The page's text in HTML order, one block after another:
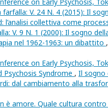
V. 24 N. 4 (2015): Il
l’analisi collettiva come
V. 9 N. 1 (2000): Il sogno
nel 1962-1963: un dibattito ,
on Early Psychosis,
Syndrome , Il sogno
dal cambiamento alla
è amore. Quale cultura